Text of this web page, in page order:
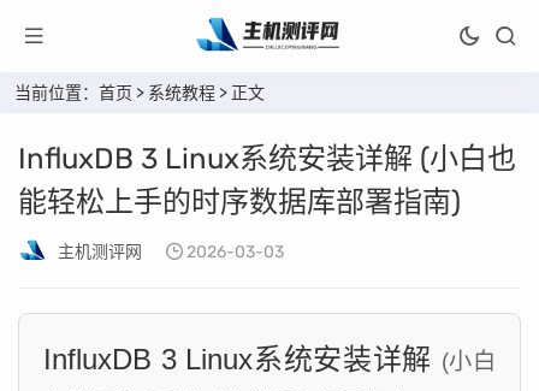
当前位置： 首页 > 系统教程 > 正文
InfluxDB 3 Linux系统安装详解 (小白也
能轻松上手的时序数据库部署指南)
主机测评网 2026-03-03
InfluxDB 3 Linux系统安装详解 (小白